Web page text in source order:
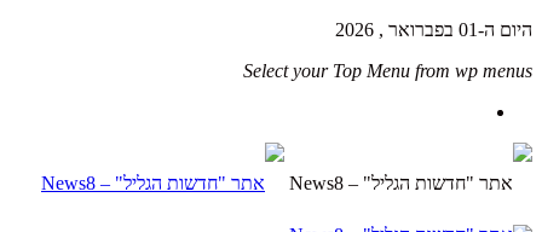
היום ה-01 בפברואר , 2026
Select your Top Menu from wp menus